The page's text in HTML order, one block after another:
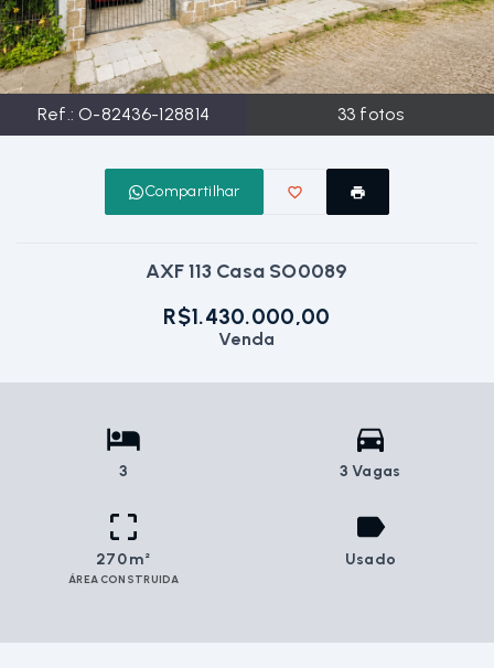
Ref.: O-82436-128814 33 fotos
Compartilhar
AXF 113 Casa SO0089
R$1.430.000,00
Venda
3 3 Vagas
270 m²
ÁREA CONSTRUIDA
Usado